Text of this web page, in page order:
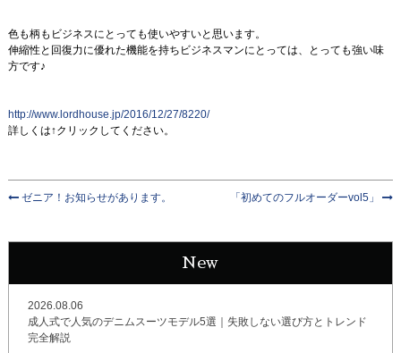
色も柄もビジネスにとっても使いやすいと思います。
伸縮性と回復力に優れた機能を持ちビジネスマンにとっては、とっても強い味
方です♪
http://www.lordhouse.jp/2016/12/27/8220/
詳しくは↑クリックしてください。
ゼニア！お知らせがあります。 「初めてのフルオーダーvol5」
New
2026.08.06
成人式で人気のデニムスーツモデル5選｜失敗しない選び方とトレンド
完全解説